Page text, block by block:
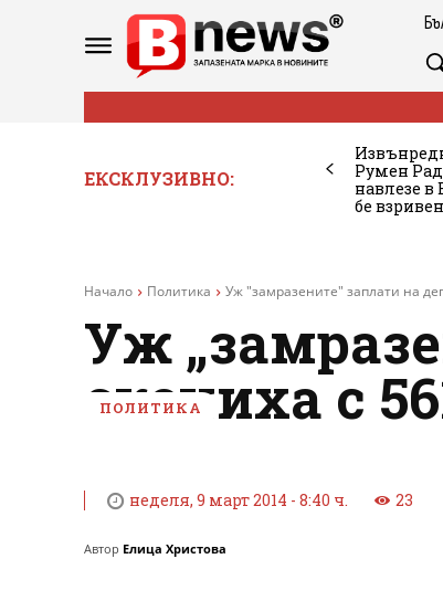
ЕКСКЛУЗИВНО:
Румен
навлезе
бе
Начало Политика Уж "замразените" заплати на
Уж
скочиха с
ПОЛИТИКА
неделя, 9 март 2014 - 8:40 ч. 23
Автор Елица Христова